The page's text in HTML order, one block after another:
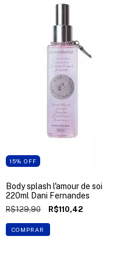
15% OFF
Body splash l'amour de soi
220ml Dani Fernandes
R$129,90 R$110,42
COMPRAR